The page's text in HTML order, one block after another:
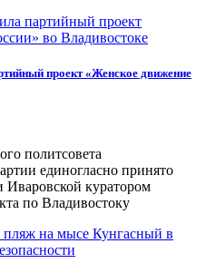
проект «Женское движение
политсовета
единогласно принято
Иваровской куратором
по Владивостоку